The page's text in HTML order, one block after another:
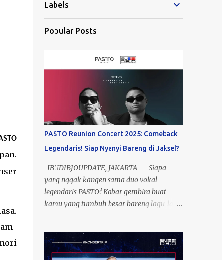
Labels
Popular Posts
PASTO Reunion Concert 2025: Comeback
Legendaris! Siap Nyanyi Bareng di Jaksel?
IBUDIBJOUPDATE, JAKARTA – Siapa
yang nggak kangen sama duo vokal
legendaris PASTO? Kabar gembira buat
kamu yang tumbuh besar bareng lagu-lagu
Yup, ini bukan mimpi, ini nyata! Event yang
dikasih nama “Past To Present” ini bakal